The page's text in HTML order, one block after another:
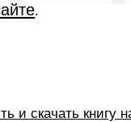
.
и скачать книгу